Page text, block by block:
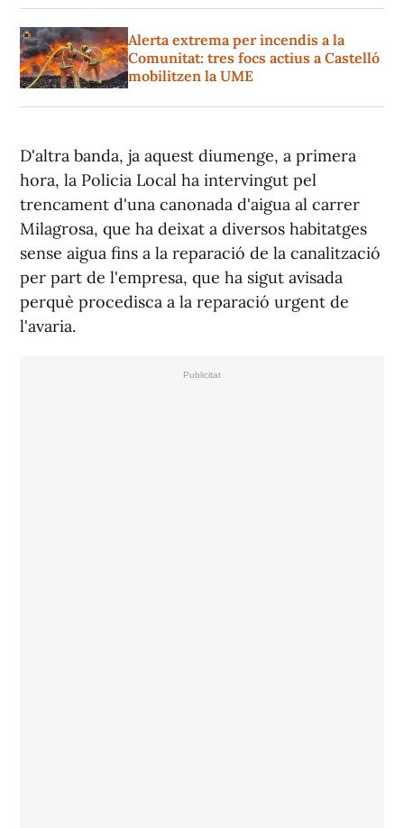
Alerta extrema per incendis a la
Comunitat: tres focs actius a Castelló
mobilitzen la UME
D'altra banda, ja aquest diumenge, a primera
hora, la Policia Local ha intervingut pel
trencament d'una canonada d'aigua al carrer
Milagrosa, que ha deixat a diversos habitatges
sense aigua fins a la reparació de la canalització
per part de l'empresa, que ha sigut avisada
perquè procedisca a la reparació urgent de
l'avaria.